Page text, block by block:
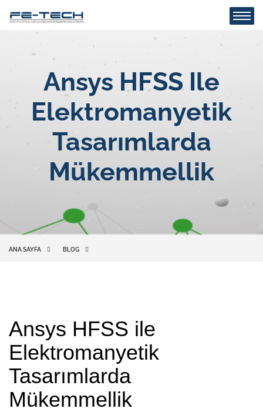
Ansys HFSS Ile
Elektromanyetik
Tasarımlarda
Mükemmellik
ANA SAYFA BLOG
Ansys HFSS ile
Elektromanyetik
Tasarımlarda
Mükemmellik